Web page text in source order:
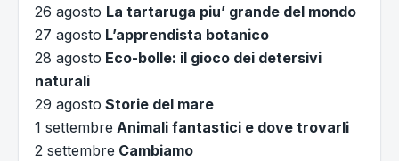
26 agosto La tartaruga piu’ grande del mondo
27 agosto L’apprendista botanico
28 agosto Eco-bolle: il gioco dei detersivi
naturali
29 agosto Storie del mare
1 settembre Animali fantastici e dove trovarli
2 settembre Cambiamo